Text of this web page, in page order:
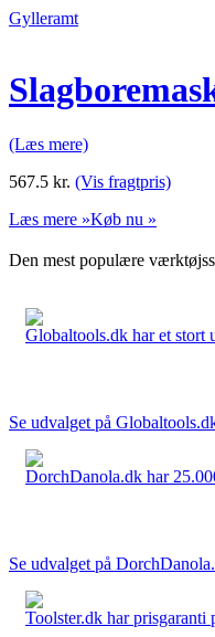
Gylleramt
(Læs mere)
567.5 kr. (Vis fragtpris)
Læs mere »Køb nu »
Den mest populære
Globaltools.dk har et stort
Se udvalget på
DorchDanola.dk har
Se udvalget på
Toolster.dk har